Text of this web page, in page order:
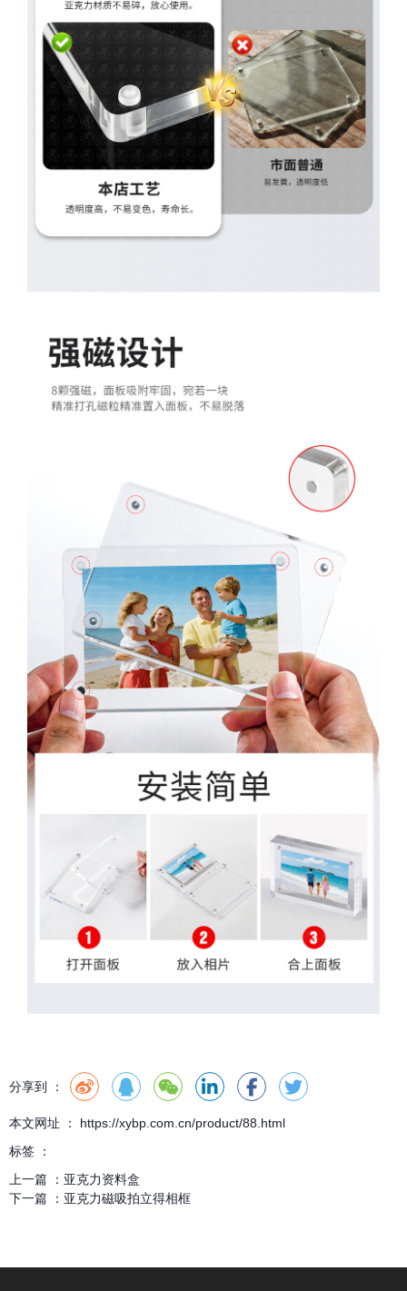
分享到 ：
本文网址 ： https://xybp.com.cn/product/88.html
标签 ：
上一篇 ： 亚克力资料盒
下一篇 ： 亚克力磁吸拍立得相框